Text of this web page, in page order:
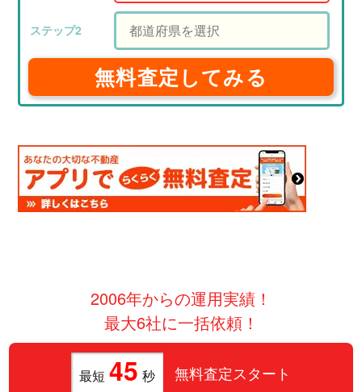
無料査定してみる
2006年からの運用実績！
最大6社に一括依頼！
最短 45 秒 無料査定スタート